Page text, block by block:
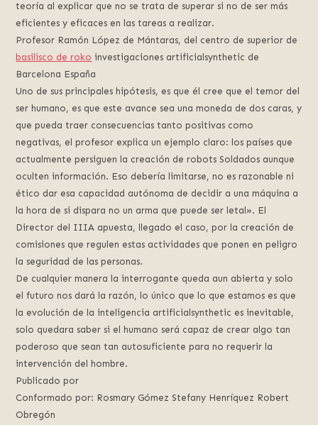
teoría al explicar que no se trata de superar si no de ser más
eficientes y eficaces en las tareas a realizar.
Profesor Ramón López de Mántaras, del centro de superior de
basilisco de roko investigaciones artificialsynthetic de
Barcelona España
Uno de sus principales hipótesis, es que él cree que el temor del
ser humano, es que este avance sea una moneda de dos caras, y
que pueda traer consecuencias tanto positivas como
negativas, el profesor explica un ejemplo claro: los países que
actualmente persiguen la creación de robots Soldados aunque
oculten información. Eso debería limitarse, no es razonable ni
ético dar esa capacidad autónoma de decidir a una máquina a
la hora de si dispara no un arma que puede ser letal». El
Director del IIIA apuesta, llegado el caso, por la creación de
comisiones que regulen estas actividades que ponen en peligro
la seguridad de las personas.
De cualquier manera la interrogante queda aun abierta y solo
el futuro nos dará la razón, lo único que lo que estamos es que
la evolución de la inteligencia artificialsynthetic es inevitable,
solo quedara saber si el humano será capaz de crear algo tan
poderoso que sean tan autosuficiente para no requerir la
intervención del hombre.
Publicado por
Conformado por: Rosmary Gómez Stefany Henríquez Robert
Obregón